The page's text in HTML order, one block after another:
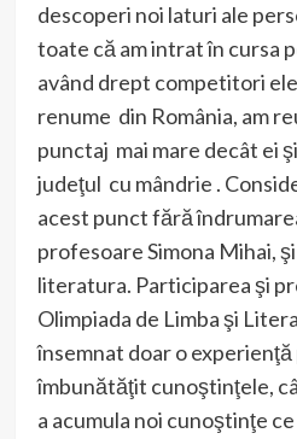
descoperi noi laturi ale
toate că am intrat în cursa
având drept competitori
renume din România, am
punctaj mai mare decât ei
judeţul cu mândrie .
acest punct fără
profesoare Simona Mihai,
literatura. Participarea şi
Olimpiada de Limba şi
însemnat doar o experienţă
îmbunătăţit cunoştinţele,
a acumula noi cunoştinţe